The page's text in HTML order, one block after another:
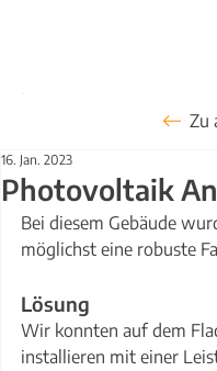
Photovoltaik
16. Jan. 2023
Bei diesem Gebäude
möglichst eine robuste
Lösung
Wir konnten auf dem
installieren mit einer
Zu